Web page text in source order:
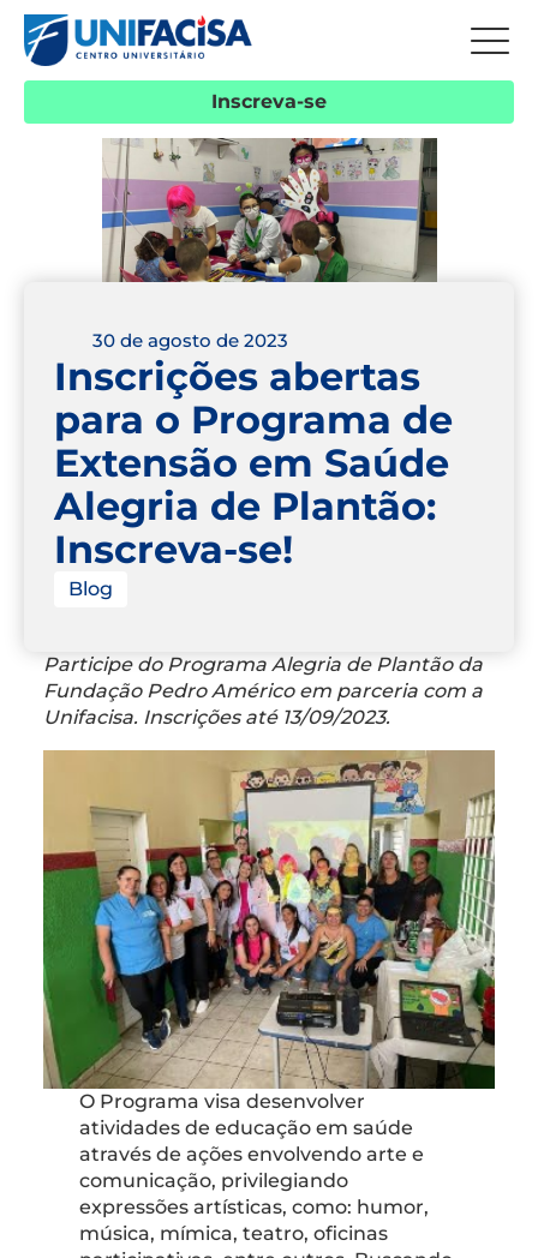
Inscreva-se
30 de agosto de 2023
Inscrições abertas
para o Programa de
Extensão em Saúde
Alegria de Plantão:
Inscreva-se!
Blog
Participe do Programa Alegria de Plantão da
Fundação Pedro Américo em parceria com a
Unifacisa. Inscrições até 13/09/2023.
O Programa visa desenvolver
atividades de educação em saúde
através de ações envolvendo arte e
comunicação, privilegiando
expressões artísticas, como: humor,
música, mímica, teatro, oficinas